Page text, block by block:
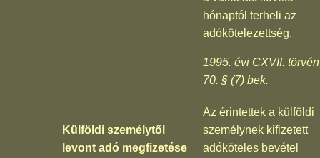
hónaptól terheli az
adókötelezettség.
1995. évi CXVII.
70. § (7) bek.
Külföldi személytől
levont adó megfizetése
Az érintettek a külföldi
személynek kifizetett
adóköteles bevétel